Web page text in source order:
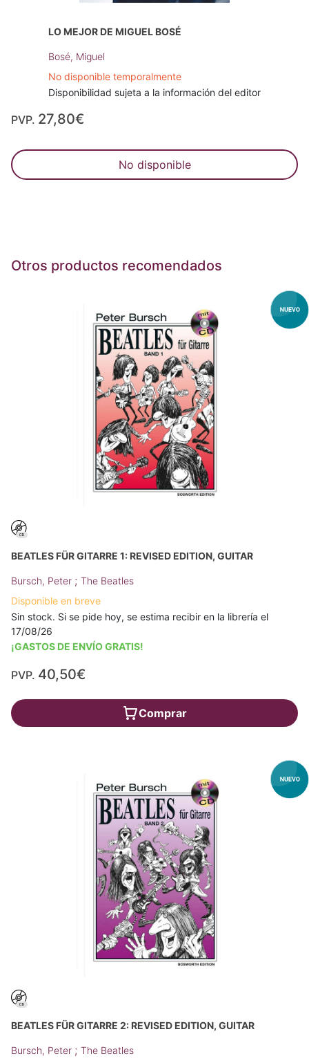
LO MEJOR DE MIGUEL BOSÉ
Bosé, Miguel
No disponible temporalmente
Disponibilidad sujeta a la información del editor
PVP. 27,80€
No disponible
Otros productos recomendados
BEATLES FÜR GITARRE 1: REVISED EDITION, GUITAR
Bursch, Peter ; The Beatles
Disponible en breve
Sin stock. Si se pide hoy, se estima recibir en la librería el
17/08/26
¡GASTOS DE ENVÍO GRATIS!
PVP. 40,50€
Comprar
BEATLES FÜR GITARRE 2: REVISED EDITION, GUITAR
Bursch, Peter ; The Beatles